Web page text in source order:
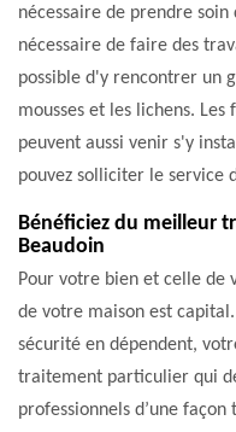
nécessaire de prendre
nécessaire de faire des
possible d'y rencontrer un
mousses et les lichens.
peuvent aussi venir s'y
pouvez solliciter le service
Bénéficiez du meilleur
Beaudoin
Pour votre bien et celle de
de votre maison est
sécurité en dépendent,
traitement particulier qui
professionnels d’une